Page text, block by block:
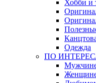
Хобби и
Одежда
ПО